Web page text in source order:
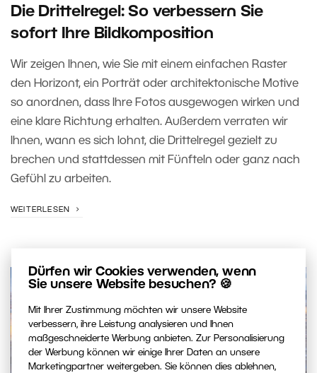
Dürfen wir Cookies verwenden, wenn
Sie unsere Website besuchen? 🍪
Mit Ihrer Zustimmung möchten wir unsere Website
verbessern, ihre Leistung analysieren und Ihnen
maßgeschneiderte Werbung anbieten. Zur Personalisierung
der Werbung können wir einige Ihrer Daten an unsere
Marketingpartner weitergeben. Sie können dies ablehnen,
Die Drittelregel: So verbessern Sie
sofort Ihre Bildkomposition
Wir zeigen Ihnen, wie Sie mit einem einfachen Raster
den Horizont, ein Porträt oder architektonische Motive
so anordnen, dass Ihre Fotos ausgewogen wirken und
eine klare Richtung erhalten. Außerdem verraten wir
Ihnen, wann es sich lohnt, die Drittelregel gezielt zu
brechen und stattdessen mit Fünfteln oder ganz nach
Gefühl zu arbeiten.
WEITERLESEN